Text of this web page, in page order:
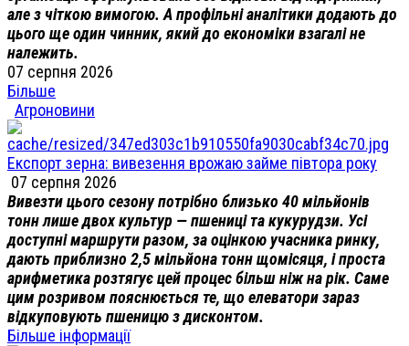
але з чіткою вимогою. А профільні аналітики додають до
цього ще один чинник, який до економіки взагалі не
належить.
07 серпня 2026
Більше
Агроновини
Експорт зерна: вивезення врожаю займе півтора року
07 серпня 2026
Вивезти цього сезону потрібно близько 40 мільйонів
тонн лише двох культур — пшениці та кукурудзи. Усі
доступні маршрути разом, за оцінкою учасника ринку,
дають приблизно 2,5 мільйона тонн щомісяця, і проста
арифметика розтягує цей процес більш ніж на рік. Саме
цим розривом пояснюється те, що елеватори зараз
відкуповують пшеницю з дисконтом.
Більше інформації